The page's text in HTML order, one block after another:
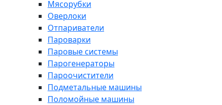
Мясорубки
Оверлоки
Отпариватели
Пароварки
Паровые системы
Парогенераторы
Пароочистители
Подметальные машины
Поломойные машины